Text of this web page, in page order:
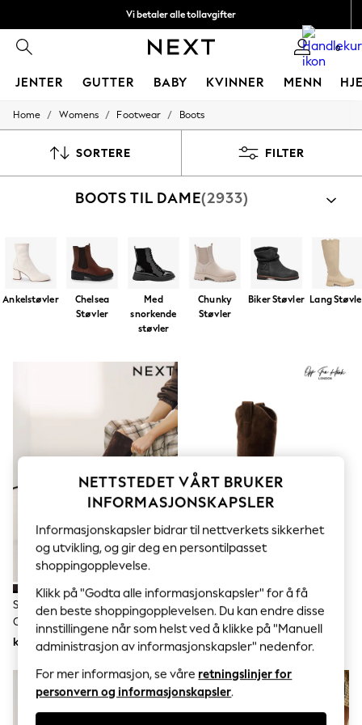
Vi betaler alle tollavgifter
Fleksible og sikre betalinger med Klarna 0
JENTER GUTTER BABY KVINNER MENN
GIRLS
50 - 92cm
140 - 174cm
Toy Story
THE SET
All Clothing
Sweatshirts & Hoodies
Knitwear
Sets & Outfits
Nightwear & Pyjamas
Trousers & Leggings
Bodysuits & Vests
Shirts & Blouses
Swimwear
Shorts & Skirts
Babygrows & Sleepsuits
Jumpsuits & Playsuits
All Holiday Shop
Tops
Shorts
Skirts
Sandals & Sliders
Rash Vests
Sun Safe Swimwear
Sun Hats & Caps
All Occasionwear
Home / Womens / Footwear / Boots
SORTERE FILTER
BOOTS TIL DAME(2933)
Ankelstøvler
Chelsea
Støvler
Med
snorkende
støvler
Chunky
Støvler
Biker Støvler Lang
Sjokoladebrun - Forever
Comfort® Knehøye Sokker-
Støvler Med Meiseltå
kr870
Brun - Off The Hook Austin
Spisse Knehøye Westernstøvler
kr1 178
NETTSTEDET VÅRT BRUKER
INFORMASJONSKAPSLER
Informasjonskapsler bidrar til nettverkets sikkerhet
og utvikling, og gir deg en persontilpasset
shoppingopplevelse.
Klikk på "Godta alle informasjonskapsler" for å få
den beste shoppingopplevelsen. Du kan endre disse
innstillingene når som helst ved å klikke på "Manuell
administrasjon av informasjonskapsler" nedenfor.
For mer informasjon, se våre retningslinjer for
personvern og informasjonskapsler.